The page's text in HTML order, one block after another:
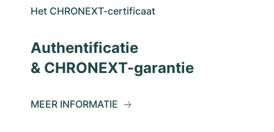
Het CHRONEXT-certificaat
Authentificatie
& CHRONEXT-garantie
MEER INFORMATIE